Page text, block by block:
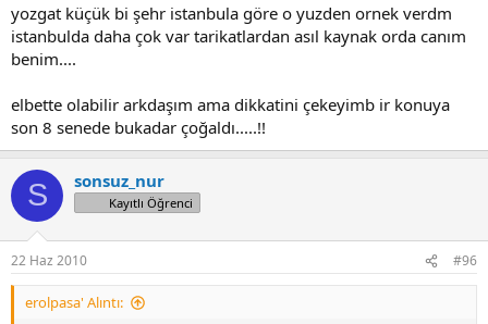
yozgat küçük bi şehr istanbula göre o yuzden ornek verdm
istanbulda daha çok var tarikatlardan asıl kaynak orda canım
benim....
elbette olabilir arkdaşım ama dikkatini çekeyimb ir konuya
son 8 senede bukadar çoğaldı.....!!
S sonsuz_nur
Kayıtlı Öğrenci
22 Haz 2010 #96
erolpasa' Alıntı: